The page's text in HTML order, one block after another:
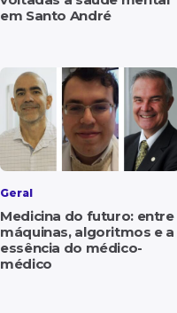
em Santo André
Geral
Medicina do futuro: entre
máquinas, algoritmos e a
essência do médico-
médico